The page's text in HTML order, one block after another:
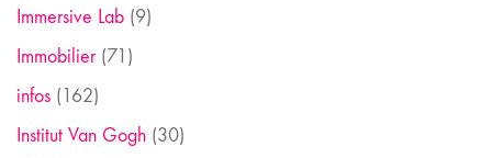
Immersive Lab (9)
Immobilier(71)
infos (162)
Institut Van Gogh (30)